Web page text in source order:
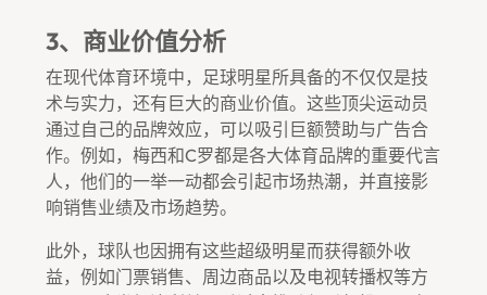
3、商业价值分析
在现代体育环境中，足球明星所具备的不仅仅是技
术与实力，还有巨大的商业价值。这些顶尖运动员
通过自己的品牌效应，可以吸引巨额赞助与广告合
作。例如，梅西和C罗都是各大体育品牌的重要代言
人，他们的一举一动都会引起市场热潮，并直接影
响销售业绩及市场趋势。
此外，球队也因拥有这些超级明星而获得额外收
益，例如门票销售、周边商品以及电视转播权等方